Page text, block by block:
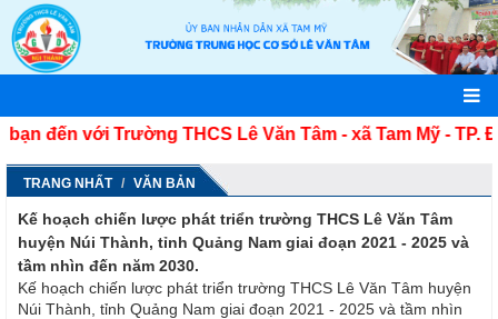
đến với Trường THCS Lê Văn Tâm - xã Tam Mỹ - TP. Đà
TRANG NHẤT VĂN BẢN
Kế hoạch chiến lược phát triển trường THCS Lê Văn Tâm
huyện Núi Thành, tỉnh Quảng Nam giai đoạn 2021 - 2025 và
tầm nhìn đến năm 2030.
Kế hoạch chiến lược phát triển trường THCS Lê Văn Tâm huyện
Núi Thành, tỉnh Quảng Nam giai đoạn 2021 - 2025 và tầm nhìn